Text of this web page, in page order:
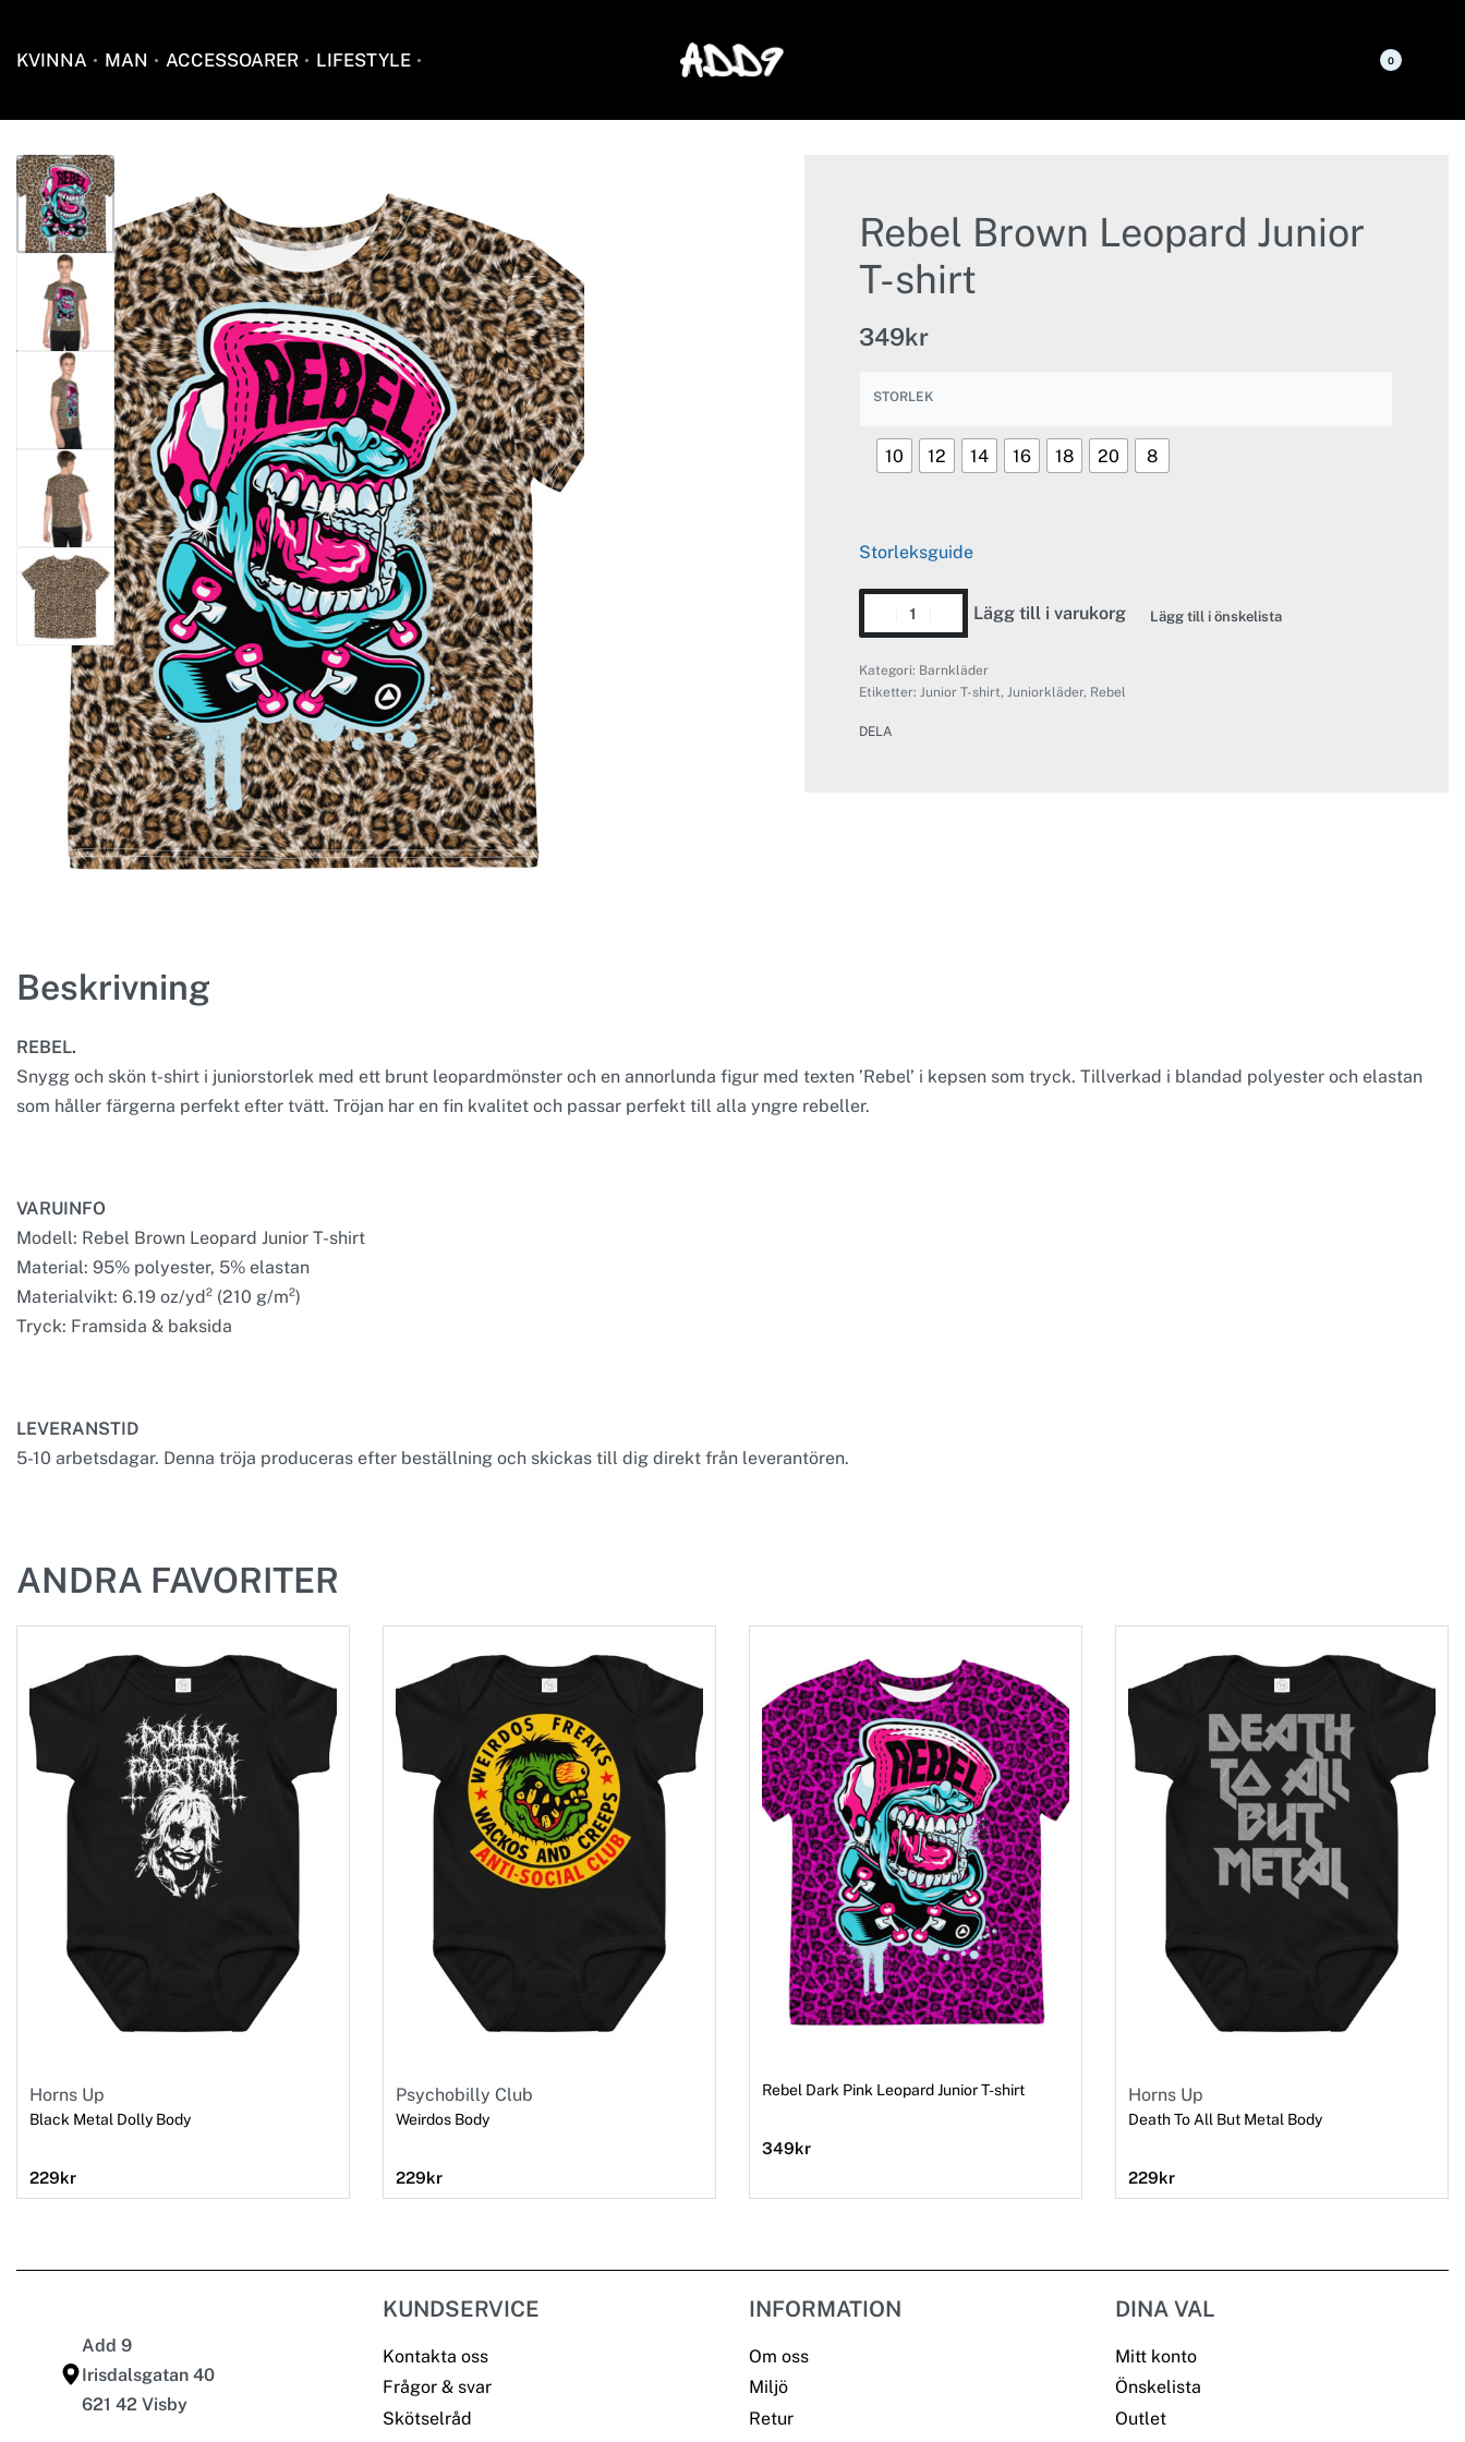
KVINNA MAN ACCESSOARER LIFESTYLE 0
Rebel Brown Leopard Junior
T-shirt
349kr
STORLEK
10 12 14 16 18 20 8
Storleksguide
Lägg till i varukorg Lägg till i önskelista
Kategori: Barnkläder
Etiketter: Junior T-shirt, Juniorkläder, Rebel
DELA
Beskrivning
REBEL.
Snygg och skön t-shirt i juniorstorlek med ett brunt leopardmönster och en annorlunda figur med texten ’Rebel’ i kepsen som tryck. Tillverkad i blandad polyester och elastan
som håller färgerna perfekt efter tvätt. Tröjan har en fin kvalitet och passar perfekt till alla yngre rebeller.
VARUINFO
Modell: Rebel Brown Leopard Junior T-shirt
Material: 95% polyester, 5% elastan
Materialvikt: 6.19 oz/yd² (210 g/m²)
Tryck: Framsida & baksida
LEVERANSTID
5-10 arbetsdagar. Denna tröja produceras efter beställning och skickas till dig direkt från leverantören.
ANDRA FAVORITER
Horns Up
Black Metal Dolly Body
229kr
Psychobilly Club
Weirdos Body
229kr
Rebel Dark Pink Leopard Junior T-shirt
349kr
Horns Up
Death To All But Metal Body
229kr
Add 9
Irisdalsgatan 40
621 42 Visby
KUNDSERVICE
Kontakta oss
Frågor & svar
Skötselråd
INFORMATION
Om oss
Miljö
Retur
DINA VAL
Mitt konto
Önskelista
Outlet